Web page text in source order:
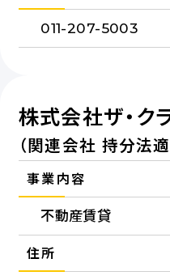
011-207-5003
株式会社ザ・ク
（関連会社 持分法
事業内容
不動産賃貸
住所